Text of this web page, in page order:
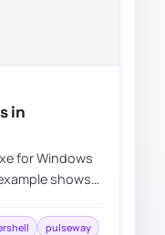
in
for Windows
shows
pulseway